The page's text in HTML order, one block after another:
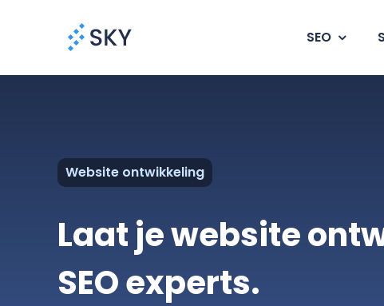
SEO
Website ontwikkeling
Laat je website
SEO experts.